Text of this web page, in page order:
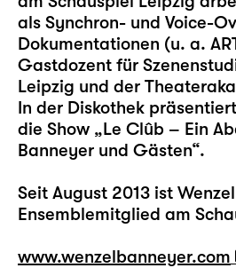
als Synchron- und Voice-
Dokumentationen (u. a.
Gastdozent für
Leipzig und der
In der Diskothek
die Show „Le Clûb – Ein
Banneyer und Gästen“.
Seit August 2013 ist
Ensemblemitglied am
www.wenzelbanneyer.com